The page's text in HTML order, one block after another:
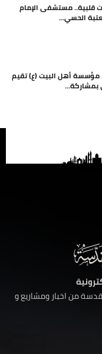
قلبية.. مستشفى الإمام
الحسي...
مؤسسة أهل البيت (ع) تقيم
بمشاركة...
من اخبار ومشاريع و